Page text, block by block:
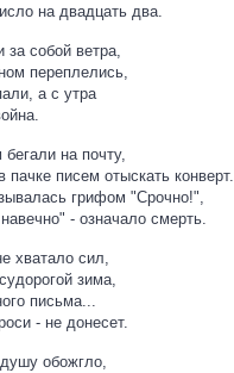
на двадцать два.
за собой ветра,
переплелись,
а с утра
на почту,
пачке писем отыскать конверт.
грифом "Срочно!",
- означало смерть.
хватало сил,
зима,
письма...
- не донесет.
обожгло,